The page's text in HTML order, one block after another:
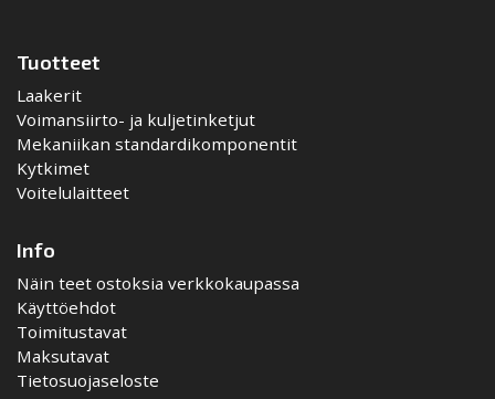
Tuotteet
Laakerit
Voimansiirto- ja kuljetinketjut
Mekaniikan standardikomponentit
Kytkimet
Voitelulaitteet
Info
Näin teet ostoksia verkkokaupassa
Käyttöehdot
Toimitustavat
Maksutavat
Tietosuojaseloste